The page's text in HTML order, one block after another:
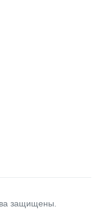
защищены.